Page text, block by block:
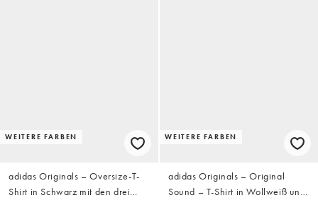
WEITERE FARBEN
adidas Originals – Oversize-T-
Shirt in Schwarz mit den drei
WEITERE FARBEN
adidas Originals – Original
Sound – T-Shirt in Wollweiß und